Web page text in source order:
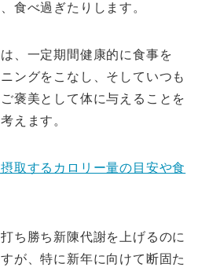
食べ過ぎたりします。
、一定期間健康的に食事を
ングをこなし、そしていつも
褒美として体に与えることを
えます。
取するカロリー量の目安や食
ち勝ち新陳代謝を上げるのに
が、特に新年に向けて断固た